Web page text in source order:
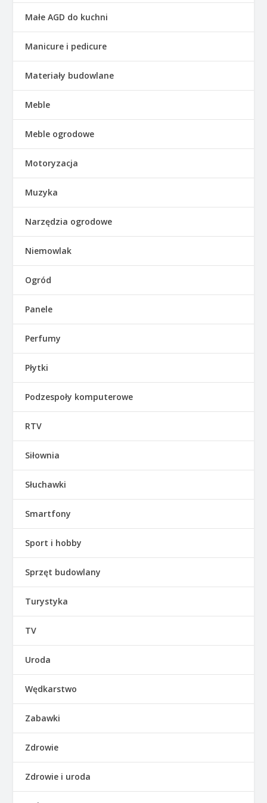
Małe AGD do kuchni
Manicure i pedicure
Materiały budowlane
Meble
Meble ogrodowe
Motoryzacja
Muzyka
Narzędzia ogrodowe
Niemowlak
Ogród
Panele
Perfumy
Płytki
Podzespoły komputerowe
RTV
Siłownia
Słuchawki
Smartfony
Sport i hobby
Sprzęt budowlany
Turystyka
TV
Uroda
Wędkarstwo
Zabawki
Zdrowie
Zdrowie i uroda